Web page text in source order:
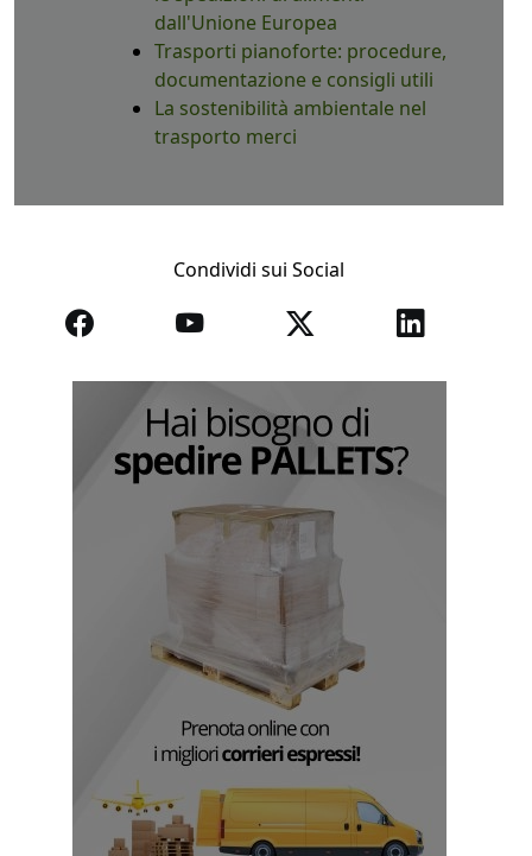
dall'Unione Europea
Trasporti pianoforte: procedure,
documentazione e consigli utili
La sostenibilità ambientale nel
trasporto merci
Condividi sui Social